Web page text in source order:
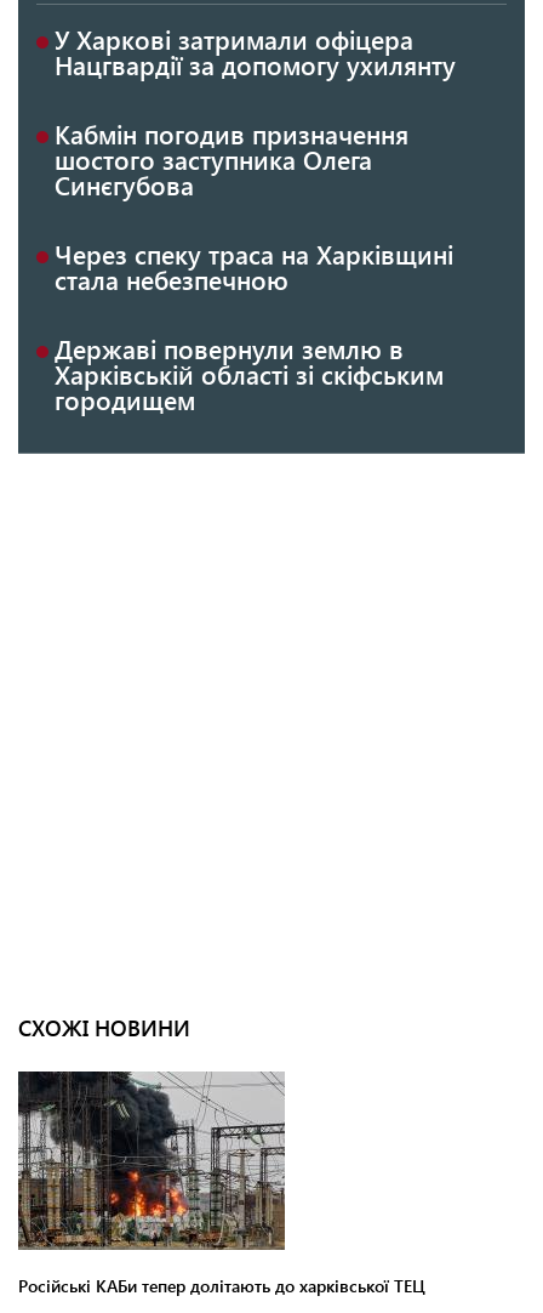
У Харкові затримали офіцера
Нацгвардії за допомогу ухилянту
Кабмін погодив призначення
шостого заступника Олега
Синєгубова
Через спеку траса на Харківщині
стала небезпечною
Державі повернули землю в
Харківській області зі скіфським
городищем
СХОЖІ НОВИНИ
Російські КАБи тепер долітають до харківської ТЕЦ